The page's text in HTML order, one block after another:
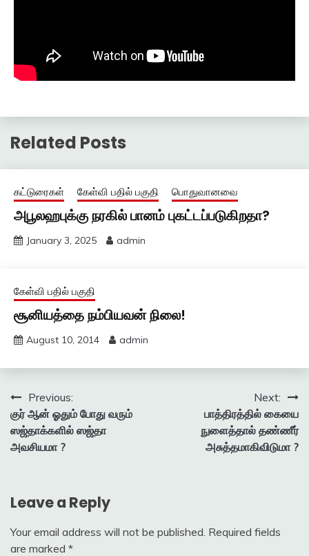
Related Posts
கட்டுரைகள் கேள்வி பதில் பகுதி பொதுவானவை
அபூலஹபுக்கு நரகில் பானம் புகட்டப்படுகிறதா?
January 3, 2025 admin
கேள்வி பதில் பகுதி
சூனியத்தை நம்பியவன் நிலை!
August 10, 2014 admin
Post
navigation
Previous:
குர் ஆன் ஓதும் போது வரும்
ஸஜ்தாக்களில் ஸஜ்தா
அவசியமா ?
Next:
பாத்திரத்தில் கையை
நுளைத்தால் தண்ணீர்
அசுத்தமாகிவிடுமா ?
Leave a Reply
Your email address will not be published. Required fields
are marked *